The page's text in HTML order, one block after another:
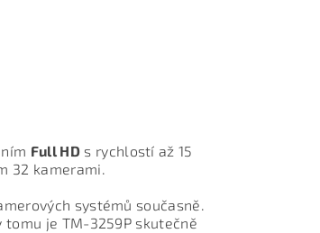
Full HDs rychlostí až 15
32 kamerami.
systémů současně.
tomu je TM-3259P skutečně